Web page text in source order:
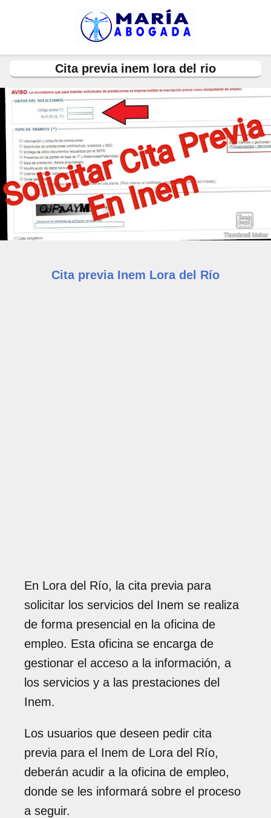
Cita previa inem lora del rio
Cita previa Inem Lora del Río
En Lora del Río, la cita previa para
solicitar los servicios del Inem se realiza
de forma presencial en la oficina de
empleo. Esta oficina se encarga de
gestionar el acceso a la información, a
los servicios y a las prestaciones del
Inem.
Los usuarios que deseen pedir cita
previa para el Inem de Lora del Río,
deberán acudir a la oficina de empleo,
donde se les informará sobre el proceso
a seguir.